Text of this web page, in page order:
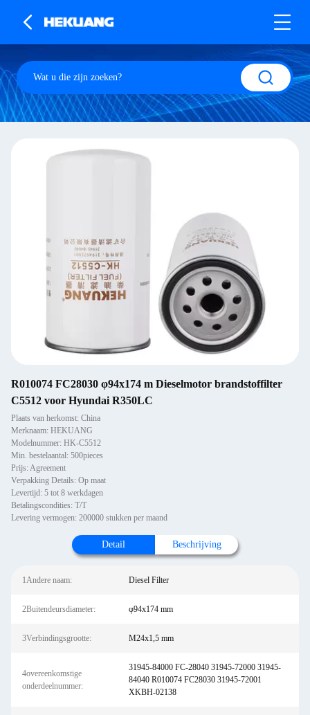
R010074 FC28030 φ94x174 m Dieselmotor brandstoffilter
C5512 voor Hyundai R350LC
Plaats van herkomst: China
Merknaam: HEKUANG
Modelnummer: HK-C5512
Min. bestelaantal: 500pieces
Prijs: Agreement
Verpakking Details: Op maat
Levertijd: 5 tot 8 werkdagen
Betalingscondities: T/T
Levering vermogen: 200000 stukken per maand
Detail Beschrijving
1Andere naam: Diesel Filter
2Buitendeursdiameter: φ94x174 mm
3Verbindingsgrootte: M24x1,5 mm
4overeenkomstige
onderdeelnummer:
31945-84000 FC-28040 31945-72000 31945-
84040 R010074 FC28030 31945-72001
XKBH-02138